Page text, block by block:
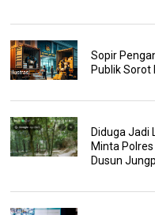
Sopir
Publik Sorot
Diduga Jadi
Minta
Dusun